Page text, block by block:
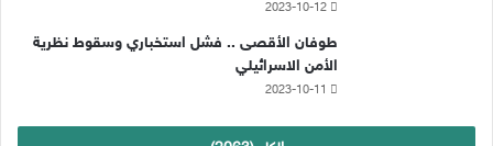
2023-10-12
طوفان الأقصى .. فشل استخباري وسقوط نظرية
الأمن الاسرائيلي
2023-10-11